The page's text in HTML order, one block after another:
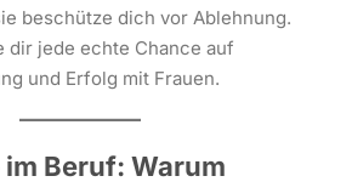
beschütze dich vor Ablehnung.
dir jede echte Chance auf
und Erfolg mit Frauen.
Beruf: Warum